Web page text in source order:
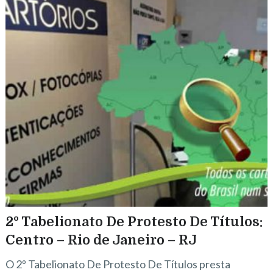
2º Tabelionato De Protesto De Títulos:
Centro – Rio de Janeiro – RJ
O 2º Tabelionato De Protesto De Títulos presta